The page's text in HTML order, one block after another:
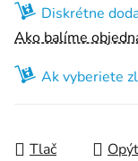
Diskrétne
Ako balíme
Ak vyberiete
Tlač